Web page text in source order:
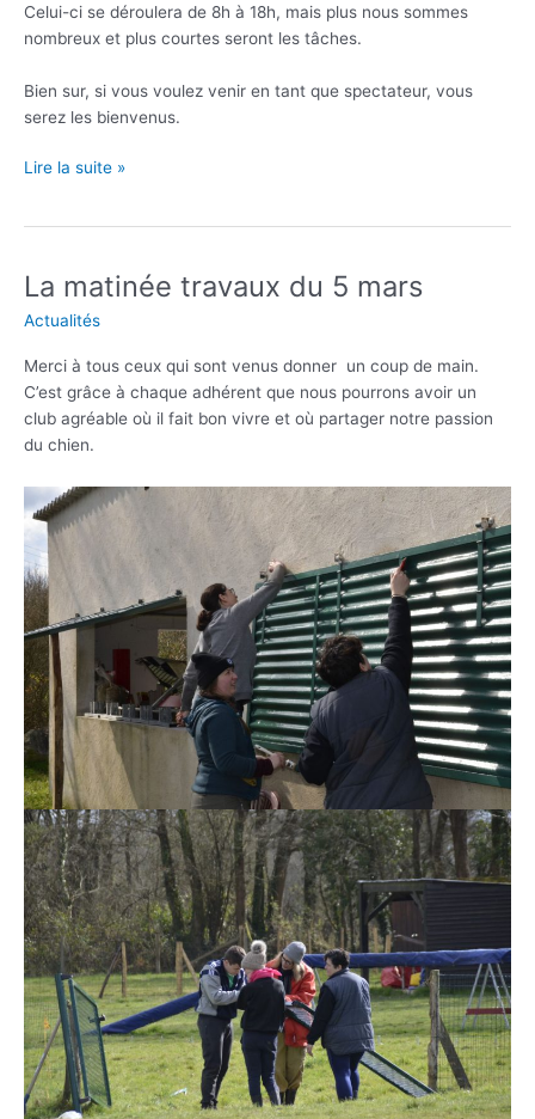
Celui-ci se déroulera de 8h à 18h, mais plus nous sommes
nombreux et plus courtes seront les tâches.
Bien sur, si vous voulez venir en tant que spectateur, vous
serez les bienvenus.
Concours
avril
2022
Lire la suite »
La matinée travaux du 5 mars
Actualités
Merci à tous ceux qui sont venus donner un coup de main.
C’est grâce à chaque adhérent que nous pourrons avoir un
club agréable où il fait bon vivre et où partager notre passion
du chien.